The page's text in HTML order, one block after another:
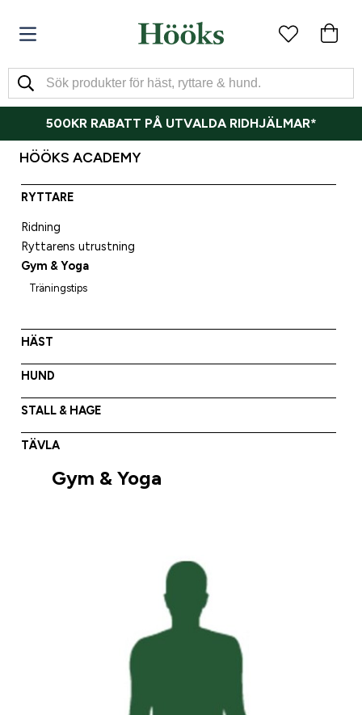
500KR RABATT PÅ UTVALDA RIDHJÄLMAR*
HÖÖKS ACADEMY
RYTTARE
Ridning
Ryttarens utrustning
Gym & Yoga
Träningstips
HÄST
HUND
STALL & HAGE
TÄVLA
Gym & Yoga